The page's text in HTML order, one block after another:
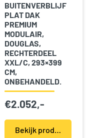
BUITENVERBLIJF
PLAT DAK
PREMIUM
MODULAIR,
DOUGLAS,
RECHTERDEEL
XXL/C, 293×399
CM,
ONBEHANDELD.
€2.052,-